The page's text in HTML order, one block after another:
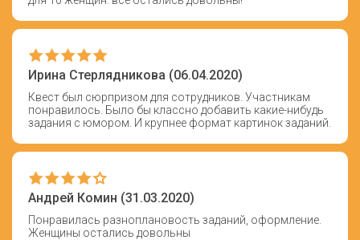
Ирина Стерлядникова (06.04.2020)
Квест был сюрпризом для сотрудников. Участникам
понравилось. Было бы классно добавить какие-нибудь
задания с юмором. И крупнее формат картинок заданий.
Андрей Комин (31.03.2020)
Понравилась разноплановость заданий, оформление.
Женщины остались довольны